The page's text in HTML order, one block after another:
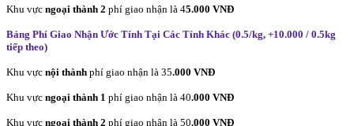
Khu vực ngoại thành 2 phí giao nhận là 45.000 VNĐ
Bảng Phí Giao Nhận Ước Tính Tại Các Tỉnh Khác (0.5/kg, +10.000 / 0.5kg
tiếp theo)
Khu vực nội thành phí giao nhận là 35.000 VNĐ
Khu vực ngoại thành 1 phí giao nhận là 40.000 VNĐ
Khu vực ngoại thành 2 phí giao nhận là 50.000 VNĐ